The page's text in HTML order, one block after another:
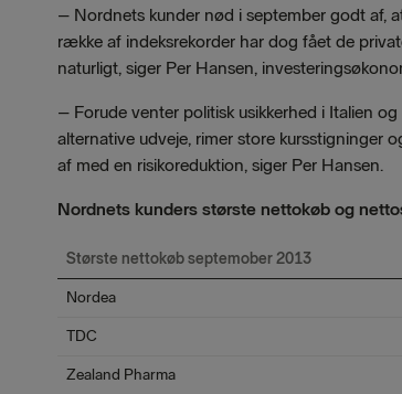
– Nordnets kunder nød i september godt af,
række af indeksrekorder har dog fået de
naturligt, siger Per Hansen,
– Forude venter politisk usikkerhed i Italien
alternative udveje, rimer store kursstigninger
af med en risikoreduktion, siger Per Hansen.
Nordnets kunders største nettokøb og
Største nettokøb septemober 2013
Nordea
TDC
Zealand Pharma